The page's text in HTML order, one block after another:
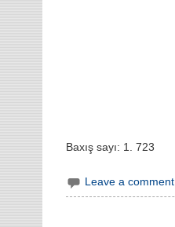
Baxış sayı: 1. 723
Leave a comment